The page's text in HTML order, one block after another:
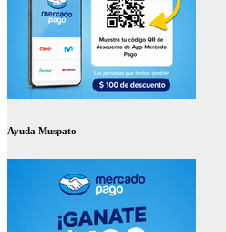
Ayuda Muspato